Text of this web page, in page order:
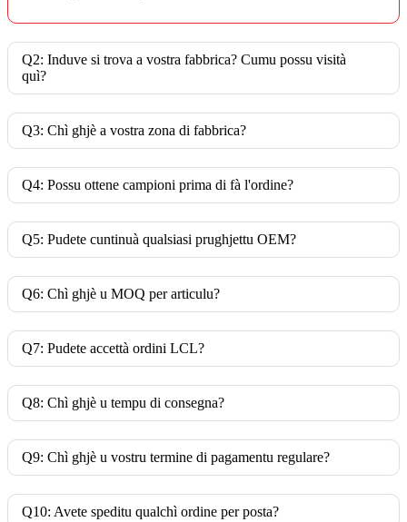
Q2: Induve si trova a vostra fabbrica? Cumu possu visità
quì?
Q3: Chì ghjè a vostra zona di fabbrica?
Q4: Possu ottene campioni prima di fà l'ordine?
Q5: Pudete cuntinuà qualsiasi prughjettu OEM?
Q6: Chì ghjè u MOQ per articulu?
Q7: Pudete accettà ordini LCL?
Q8: Chì ghjè u tempu di consegna?
Q9: Chì ghjè u vostru termine di pagamentu regulare?
Q10: Avete speditu qualchì ordine per posta?